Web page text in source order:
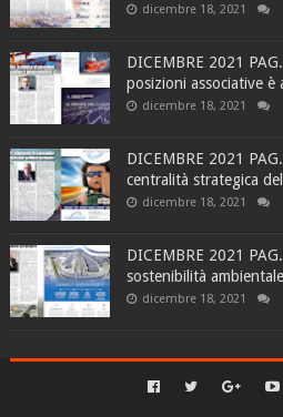
dicembre 18, 2021
DICEMBRE 2021
posizioni associative è
dicembre 18, 2021
DICEMBRE 2021
centralità strategica
dicembre 18, 2021
DICEMBRE 2021
sostenibilità
dicembre 18, 2021